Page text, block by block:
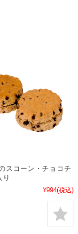
スコーン・チョコチ
り
¥994(税込)